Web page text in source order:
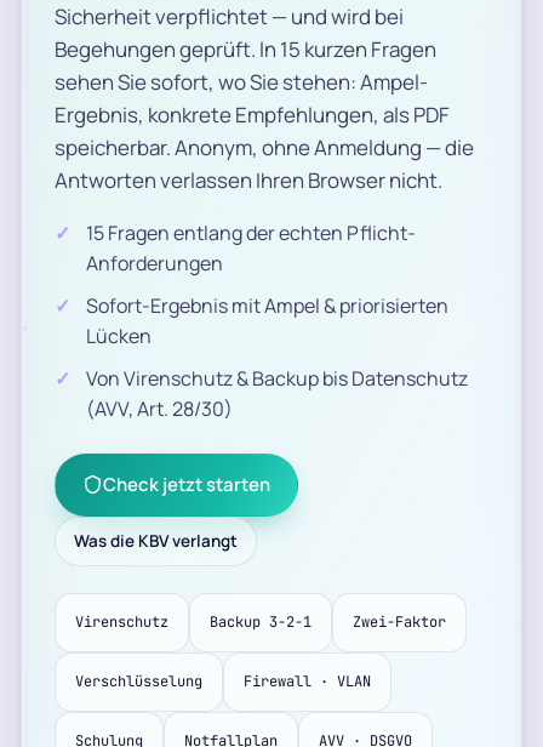
Sicherheit verpflichtet — und wird bei
Begehungen geprüft. In 15 kurzen Fragen
sehen Sie sofort, wo Sie stehen: Ampel-
Ergebnis, konkrete Empfehlungen, als PDF
speicherbar. Anonym, ohne Anmeldung — die
Antworten verlassen Ihren Browser nicht.
15 Fragen entlang der echten Pflicht-
Anforderungen
Sofort-Ergebnis mit Ampel & priorisierten
Lücken
Von Virenschutz & Backup bis Datenschutz
(AVV, Art. 28/30)
Check jetzt starten
Was die KBV verlangt
Virenschutz Backup 3-2-1 Zwei-Faktor
Verschlüsselung Firewall · VLAN
Schulung Notfallplan AVV · DSGVO